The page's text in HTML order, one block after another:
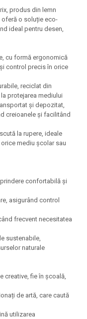
produs din lemn
oferă o soluție eco-
ideal pentru desen,
cu formă ergonomică
control precis în orice
reciclat din
protejarea mediului
și depozitat,
creioanele și facilitând
la rupere, ideale
mediu școlar sau
confortabilă și
asigurând control
frecvent necesitatea
sustenabile,
naturale
creative, fie în școală,
de artă, care caută
utilizarea